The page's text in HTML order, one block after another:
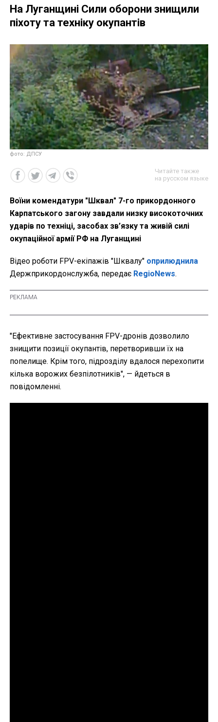
На Луганщині Сили оборони знищили
піхоту та техніку окупантів
фото: ДПСУ
Читайте также
на русском языке
Воїни комендатури "Шквал" 7-го прикордонного
Карпатського загону завдали низку високоточних
ударів по техніці, засобах зв’язку та живій силі
окупаційної армії РФ на Луганщині
Відео роботи FPV-екіпажів "Шквалу" оприлюднила
Держприкордонслужба, передає RegioNews.
"Ефективне застосування FPV-дронів дозволило
знищити позиції окупантів, перетворивши їх на
попелище. Крім того, підрозділу вдалося перехопити
кілька ворожих безпілотників", — йдеться в
повідомленні.